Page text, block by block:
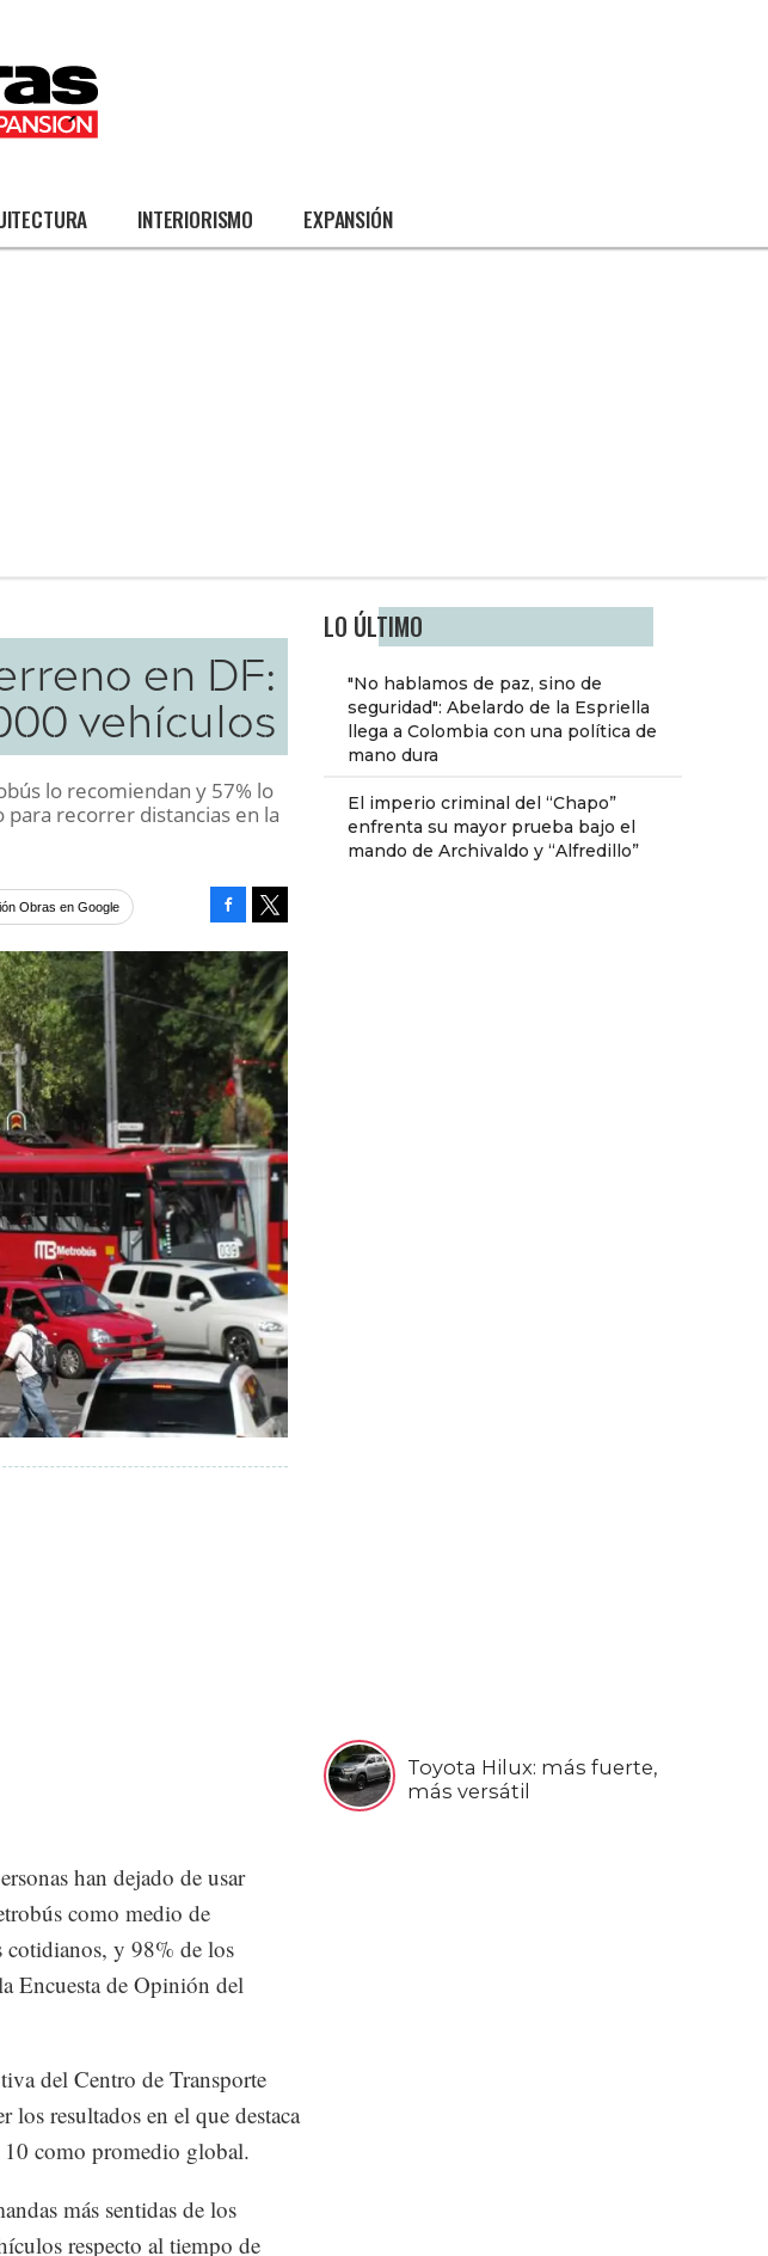
INTERIORISMO EXPANSIÓN
LO ÚLTIMO
"No hablamos de paz, sino de
seguridad": Abelardo de la Espriella
llega a Colombia con una política de
mano dura
El imperio criminal del “Chapo”
enfrenta su mayor prueba bajo el
mando de Archivaldo y “Alfredillo”
Toyota Hilux: más fuerte,
más versátil
en DF:
vehículos
lo recomiendan y 57% lo
recorrer distancias en la
Obras en Google
han dejado de usar
como medio de
cotidianos, y 98% de los
Encuesta de Opinión del
del Centro de Transporte
resultados en el que destaca
10 como promedio global.
más sentidas de los
respecto al tiempo de